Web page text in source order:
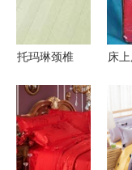
托玛琳颈椎
给父母的最
佳健康礼物
床
装